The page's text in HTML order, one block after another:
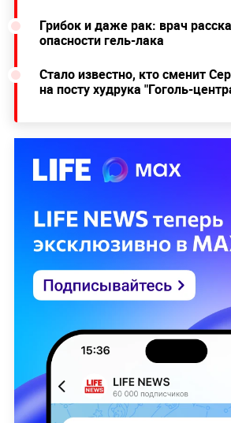
Грибок и даже рак: врач
опасности гель-лака
Стало известно, кто сменит
на посту худрука "Гоголь-